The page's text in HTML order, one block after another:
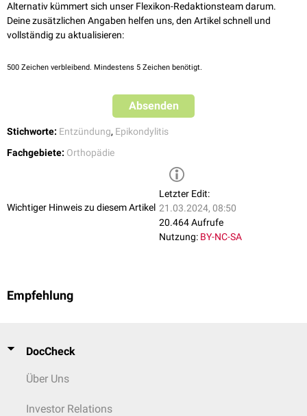
Alternativ kümmert sich unser Flexikon-Redaktionsteam darum.
Deine zusätzlichen Angaben helfen uns, den Artikel schnell und
vollständig zu aktualisieren:
500 Zeichen verbleibend. Mindestens 5 Zeichen benötigt.
Absenden
Stichworte: Entzündung, Epikondylitis
Fachgebiete: Orthopädie
Wichtiger Hinweis zu diesem Artikel
Letzter Edit:
21.03.2024, 08:50
20.464 Aufrufe
Nutzung: BY-NC-SA
Empfehlung
DocCheck
Über Uns
Investor Relations